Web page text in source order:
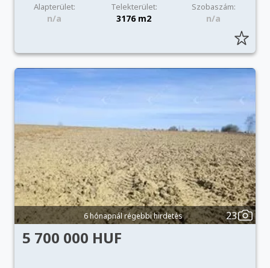
Alapterület: Telekterület: Szobaszám:
n/a 3176 m2 n/a
6 hónapnál régebbi hirdetés 23
5 700 000 HUF